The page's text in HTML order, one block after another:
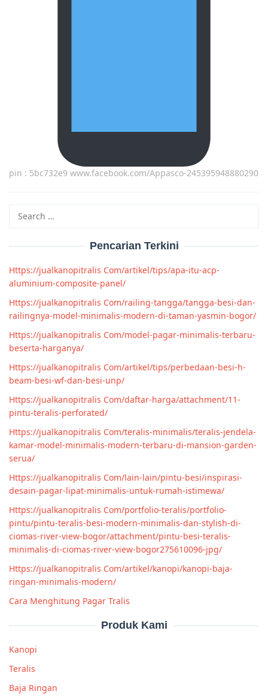
pin : 5bc732e9 www.facebook.com/Appasco-245395948880290
for:
Pencarian Terkini
Https://jualkanopitralis Com/artikel/tips/apa-itu-acp-
aluminium-composite-panel/
Https://jualkanopitralis Com/railing-tangga/tangga-besi-dan-
railingnya-model-minimalis-modern-di-taman-yasmin-bogor/
Https://jualkanopitralis Com/model-pagar-minimalis-terbaru-
beserta-harganya/
Https://jualkanopitralis Com/artikel/tips/perbedaan-besi-h-
beam-besi-wf-dan-besi-unp/
Https://jualkanopitralis Com/daftar-harga/attachment/11-
pintu-teralis-perforated/
Https://jualkanopitralis Com/teralis-minimalis/teralis-jendela-
kamar-model-minimalis-modern-terbaru-di-mansion-garden-
serua/
Https://jualkanopitralis Com/lain-lain/pintu-besi/inspirasi-
desain-pagar-lipat-minimalis-untuk-rumah-istimewa/
Https://jualkanopitralis Com/portfolio-teralis/portfolio-
pintu/pintu-teralis-besi-modern-minimalis-dan-stylish-di-
ciomas-river-view-bogor/attachment/pintu-besi-teralis-
minimalis-di-ciomas-river-view-bogor275610096-jpg/
Https://jualkanopitralis Com/artikel/kanopi/kanopi-baja-
ringan-minimalis-modern/
Cara Menghitung Pagar Tralis
Produk Kami
Kanopi
Teralis
Baja Ringan